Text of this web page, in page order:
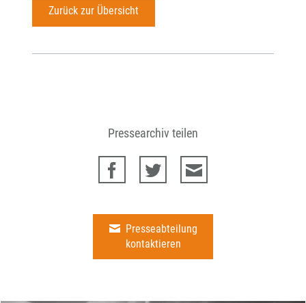
Zurück zur Übersicht
Pressearchiv teilen
Presseabteilung
kontaktieren